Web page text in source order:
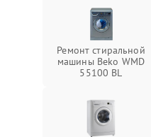
Ремонт стиральной
машины Beko WMD
55100 BL